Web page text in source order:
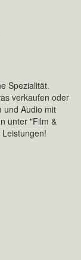
Spezialität.
verkaufen oder
und Audio mit
unter "Film &